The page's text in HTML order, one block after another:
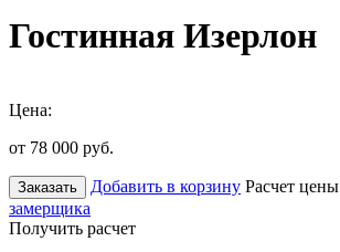
Гостинная Изерлон
Цена:
от 78 000 руб.
Заказать Добавить в корзину Расчет цены
замерщика
Получить расчет